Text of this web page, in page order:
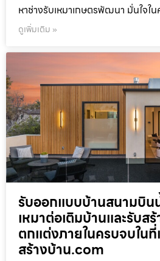
หาช่างรับเหมาเกษตรพัฒนา มั่นใจใ
ดูเพิ่มเติม »
รับออกแบบบ้านสนามบิน
เหมาต่อเติมบ้านและรับส
ตกแต่งภายในครบจบในที่
สร้างบ้าน.com